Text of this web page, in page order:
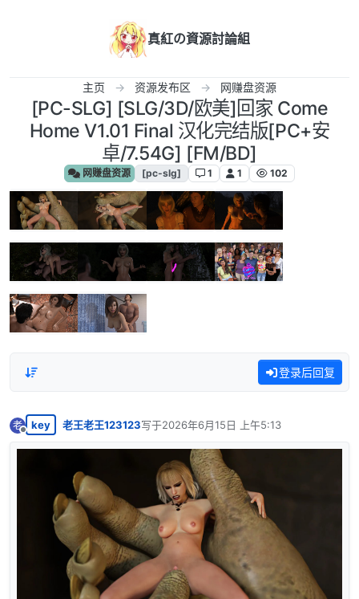
真紅の資源討論組
主页 资源发布区 网赚盘资源
[PC-SLG] [SLG/3D/欧美]回家 Come
Home V1.01 Final 汉化完结版[PC+安
卓/7.54G] [FM/BD]
网赚盘资源 [pc-slg] 1 1 102
登录后回复
老
离线
key 老王老王123123写于2026年6月15日 上午5:13
最后由 编辑